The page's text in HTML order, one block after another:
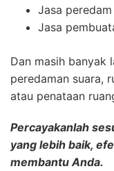
Jasa
Jasa
Dan masih banyak
peredaman suara,
atau penataan
Percayakanlah
yang lebih baik,
membantu Anda.